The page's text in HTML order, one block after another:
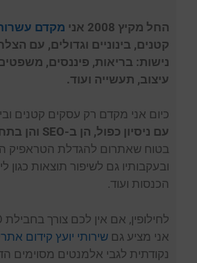
החל מקיץ 2008 אני
מקדם
קטנים, בינוניים וגדולים, עם
נישות: בריאות, פיננסים,
עיצוב, תעשייה ועוד.
כיום אני מקדם רק עסקים קטנים
עם ניסיון כפול, הן ב-SEO והן בתחום התוכן
בטוח שאתרום להגדלת הטראפיק
ובעקבותיו גם לשיפור תוצאות כגון
הכנסות ועוד.
אני מציע גם שירותי יועץ קידום
נקודתית לגבי אלמנטים מסוימים